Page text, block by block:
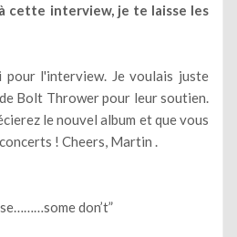
cette interview, je te laisse les
pour l'interview. Je voulais juste
Bolt Thrower pour leur soutien.
le nouvel album et que vous
! Cheers, Martin .
don’t”